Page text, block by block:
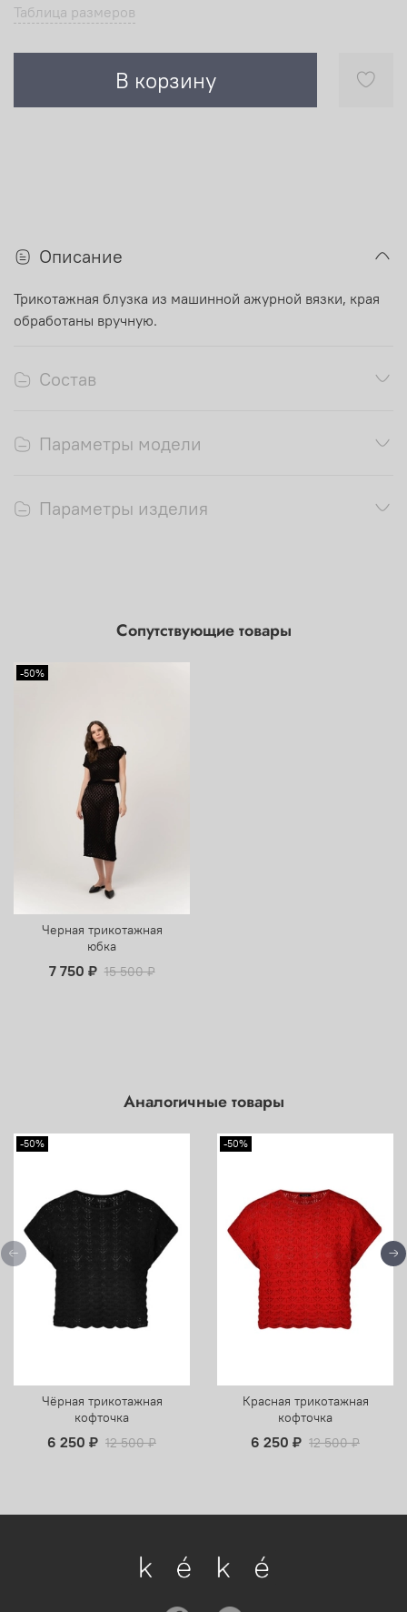
Таблица размеров
В корзину
Описание
Трикотажная блузка из машинной ажурной вязки, края
обработаны вручную.
Состав
Параметры модели
Параметры изделия
Сопутствующие товары
-50%
Черная трикотажная
юбка
7 750 ₽ 15 500 ₽
Аналогичные товары
-50%
Чёрная трикотажная
кофточка
6 250 ₽ 12 500 ₽
-50%
Красная трикотажная
кофточка
6 250 ₽ 12 500 ₽